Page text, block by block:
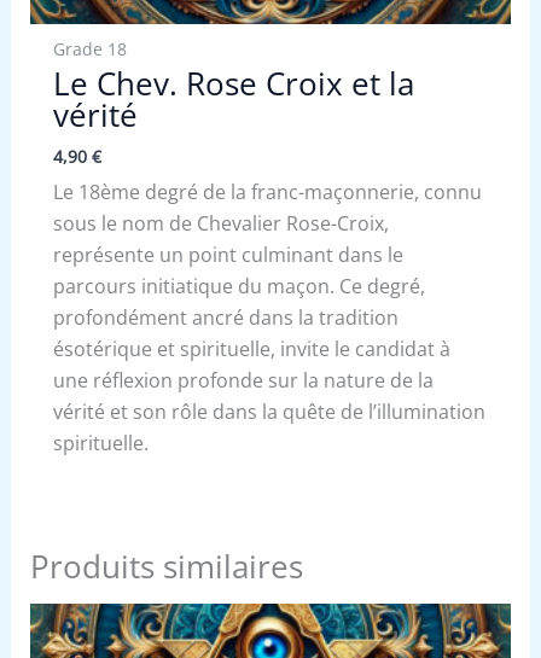
Grade 18
Le Chev. Rose Croix et la
vérité
4,90 €
Le 18ème degré de la franc-maçonnerie, connu
sous le nom de Chevalier Rose-Croix,
représente un point culminant dans le
parcours initiatique du maçon. Ce degré,
profondément ancré dans la tradition
ésotérique et spirituelle, invite le candidat à
une réflexion profonde sur la nature de la
vérité et son rôle dans la quête de l’illumination
spirituelle.
Produits similaires